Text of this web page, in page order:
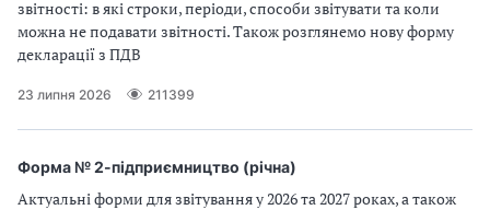
звітності: в які строки, періоди, способи звітувати та коли
можна не подавати звітності. Також розглянемо нову форму
декларації з ПДВ
23 липня 2026 211399
Форма № 2-підприємництво (річна)
Актуальні форми для звітування у 2026 та 2027 роках, а також